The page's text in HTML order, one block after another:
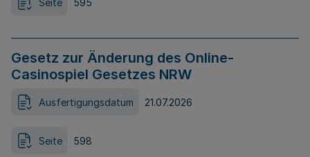
Gesetz zur Änderung des Online-
Casinospiel Gesetzes NRW
Ausfertigungsdatum 21.07.2026
Seite 598